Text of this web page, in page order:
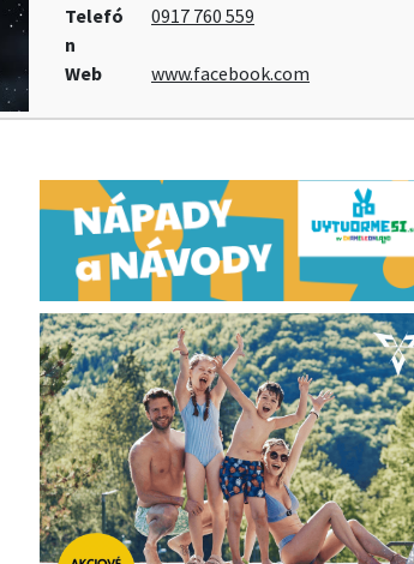
Telefó
n
0917 760 559
Web www.facebook.com